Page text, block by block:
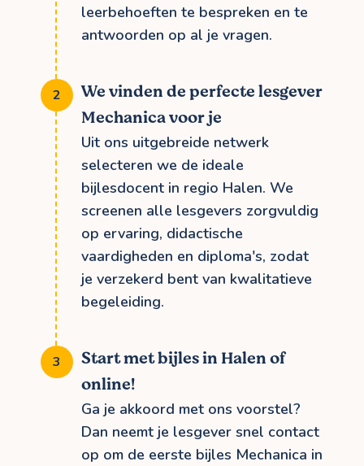
leerbehoeften te bespreken en te
antwoorden op al je vragen.
We vinden de perfecte lesgever
Mechanica voor je
Uit ons uitgebreide netwerk
selecteren we de ideale
bijlesdocent in regio Halen. We
screenen alle lesgevers zorgvuldig
op ervaring, didactische
vaardigheden en diploma's, zodat
je verzekerd bent van kwalitatieve
begeleiding.
Start met bijles in Halen of
online!
Ga je akkoord met ons voorstel?
Dan neemt je lesgever snel contact
op om de eerste bijles Mechanica in